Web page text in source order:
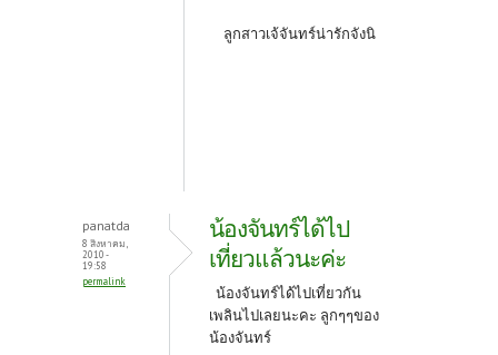
ลูกสาวเจ้จันทร์น่ารักจังนิ
panatda
8 สิงหาคม,
2010 -
19:58
permalink
น้องจันทร์ได้ไป
เที่ยวแล้วนะค่ะ
น้องจันทร์ได้ไปเที่ยวกัน
เพลินไปเลยนะคะ ลูกๆๆของ
น้องจันทร์